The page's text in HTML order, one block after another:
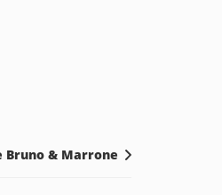
Bruno & Marrone